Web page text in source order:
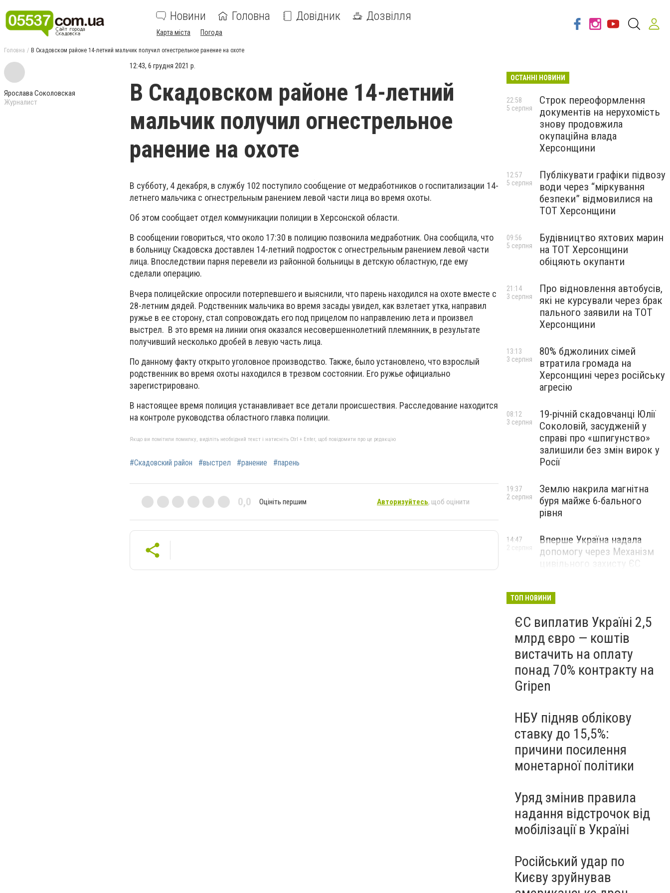
Новини Головна Довідник Дозвілля
Карта міста Погода
Головна В Скадовском районе 14-летний мальчик получил огнестрельное ранение на охоте
Ярослава Соколовская
Журналист
12:43, 6 грудня 2021 р.
В Скадовском районе 14-летний
мальчик получил огнестрельное
ранение на охоте
В субботу, 4 декабря, в службу 102 поступило сообщение от медработников о госпитализации 14-
летнего мальчика с огнестрельным ранением левой части лица во время охоты.
Об этом сообщает отдел коммуникации полиции в Херсонской области.
В сообщении говориться, что около 17:30 в полицию позвонила медработник. Она сообщила, что
в больницу Скадовска доставлен 14-летний подросток с огнестрельным ранением левой части
лица. Впоследствии парня перевели из районной больницы в детскую областную, где ему
сделали операцию.
Вчера полицейские опросили потерпевшего и выяснили, что парень находился на охоте вместе с
28-летним дядей. Родственник мальчика во время засады увидел, как взлетает утка, направил
ружье в ее сторону, стал сопровождать его под прицелом по направлению лета и произвел
выстрел. В это время на линии огня оказался несовершеннолетний племянник, в результате
получивший несколько дробей в левую часть лица.
По данному факту открыто уголовное производство. Также, было установлено, что взрослый
родственник во время охоты находился в трезвом состоянии. Его ружье официально
зарегистрировано.
В настоящее время полиция устанавливает все детали происшествия. Расследование находится
на контроле руководства областного главка полиции.
Якщо ви помітили помилку, виділіть необхідний текст і натисніть Ctrl + Enter, щоб повідомити про це редакцію
#Скадовский район #выстрел #ранение #парень
0,0 Оцініть першим Авторизуйтесь, щоб оцінити
ОСТАННІ НОВИНИ
Строк переоформлення
документів на нерухомість
знову продовжила
окупаційна влада
Херсонщини
22:58
5 серпня
Публікувати графіки підвозу
води через “міркування
безпеки” відмовилися на
ТОТ Херсонщини
12:57
5 серпня
Будівництво яхтових марин
на ТОТ Херсонщини
обіцяють окупанти
09:56
5 серпня
Про відновлення автобусів,
які не курсували через брак
пального заявили на ТОТ
Херсонщини
21:14
3 серпня
80% бджолиних сімей
втратила громада на
Херсонщині через російську
агресію
13:13
3 серпня
19-річній скадовчанці Юлії
Соколовій, засудженій у
справі про «шпигунство»
залишили без змін вирок у
Росії
08:12
3 серпня
Землю накрила магнітна
буря майже 6-бального
рівня
19:37
2 серпня
Вперше Україна надала
допомогу через Механізм
цивільного захисту ЄС
14:47
2 серпня
ТОП НОВИНИ
ЄС виплатив Україні 2,5
млрд євро — коштів
вистачить на оплату
понад 70% контракту на
Gripen
НБУ підняв облікову
ставку до 15,5%:
причини посилення
монетарної політики
Уряд змінив правила
надання відстрочок від
мобілізації в Україні
Російський удар по
Києву зруйнував